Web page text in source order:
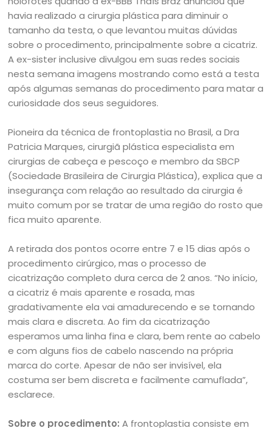
havia realizado a cirurgia plástica para diminuir o
tamanho da testa, o que levantou muitas dúvidas
sobre o procedimento, principalmente sobre a cicatriz.
A ex-sister inclusive divulgou em suas redes sociais
nesta semana imagens mostrando como está a testa
após algumas semanas do procedimento para matar a
curiosidade dos seus seguidores.
Pioneira da técnica de frontoplastia no Brasil, a Dra
Patricia Marques, cirurgiã plástica especialista em
cirurgias de cabeça e pescoço e membro da SBCP
(Sociedade Brasileira de Cirurgia Plástica), explica que a
insegurança com relação ao resultado da cirurgia é
muito comum por se tratar de uma região do rosto que
fica muito aparente.
A retirada dos pontos ocorre entre 7 e 15 dias após o
procedimento cirúrgico, mas o processo de
cicatrização completo dura cerca de 2 anos. “No início,
a cicatriz é mais aparente e rosada, mas
gradativamente ela vai amadurecendo e se tornando
mais clara e discreta. Ao fim da cicatrização
esperamos uma linha fina e clara, bem rente ao cabelo
e com alguns fios de cabelo nascendo na própria
marca do corte. Apesar de não ser invisível, ela
costuma ser bem discreta e facilmente camuflada”,
esclarece.
Sobre o procedimento: A frontoplastia consiste em